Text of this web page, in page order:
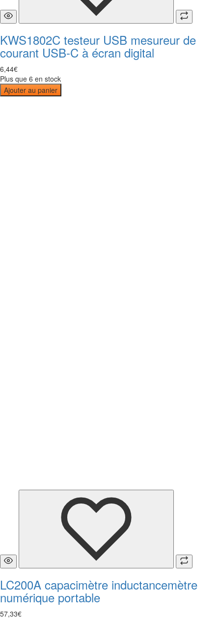
KWS1802C testeur USB mesureur de
courant USB-C à écran digital
6,44€
Plus que 6 en stock
Ajouter au panier
LC200A capacimètre inductancemètre
numérique portable
57,33€